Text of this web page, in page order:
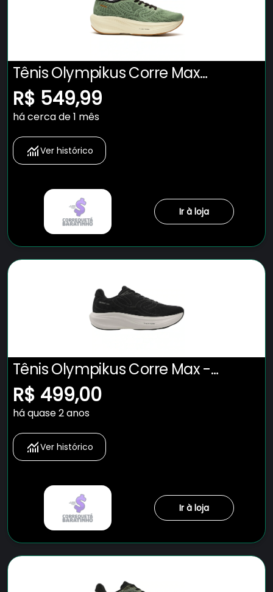
Tênis Olympikus Corre Max
Masculino
R$ 549,99
há cerca de 1 mês
Ver histórico
Ir à loja
Tênis Olympikus Corre Max -
Masculino
R$ 499,00
há quase 2 anos
Ver histórico
Ir à loja